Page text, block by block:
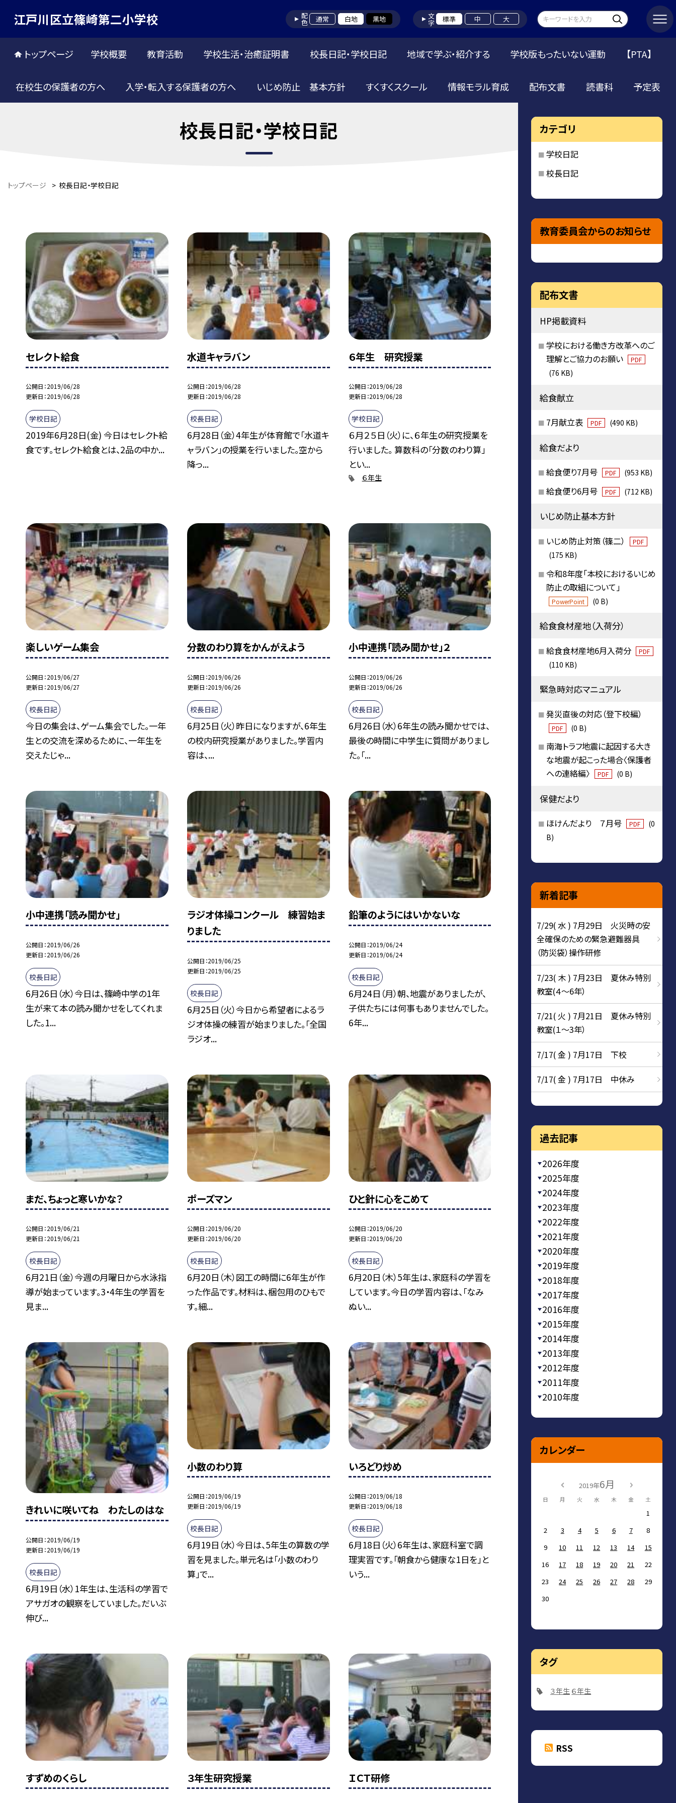
江戸川区立篠崎第二小学校 配色 通常 白地 黒地 文字 標準 中 大
トップページ 学校概要 教育活動 学校生活・治癒証明書 校長日記・学校日記 地域で学ぶ・紹介する 学校版もったいない運動 【PTA】
在校生の保護者の方へ 入学・転入する保護者の方へ いじめ防止 基本方針 すくすくスクール 情報モラル育成 配布文書 読書科 予定表
校長日記・学校日記
トップページ > 校長日記・学校日記
セレクト給食
公開日 2019/06/28
更新日 2019/06/28
学校日記
2019年6月28日(金) 今日はセレクト給
食です。セレクト給食とは、2品の中か...
水道キャラバン
公開日 2019/06/28
更新日 2019/06/28
校長日記
6月28日（金）4年生が体育館で「水道キ
ャラバン」の授業を行いました。空から
降っ...
６年生 研究授業
公開日 2019/06/28
更新日 2019/06/28
学校日記
６月２５日（火）に、６年生の研究授業を
行いました。 算数科の「分数のわり算」
とい...
６年生
楽しいゲーム集会
公開日 2019/06/27
更新日 2019/06/27
校長日記
今日の集会は、ゲーム集会でした。一年
生との交流を深めるために、一年生を
交えたじゃ...
分数のわり算をかんがえよう
公開日 2019/06/26
更新日 2019/06/26
校長日記
6月25日（火）昨日になりますが、6年生
の校内研究授業がありました。学習内
容は、...
小中連携「読み聞かせ」２
公開日 2019/06/26
更新日 2019/06/26
校長日記
6月26日（水）6年生の読み聞かせでは、
最後の時間に中学生に質問がありまし
た。「...
小中連携「読み聞かせ」
公開日 2019/06/26
更新日 2019/06/26
校長日記
6月26日（水）今日は、篠崎中学の1年
生が来て本の読み聞かせをしてくれま
した。1...
ラジオ体操コンクール 練習始ま
りました
公開日 2019/06/25
更新日 2019/06/25
校長日記
6月25日（火）今日から希望者によるラ
ジオ体操の練習が始まりました。「全国
ラジオ...
鉛筆のようにはいかないな
公開日 2019/06/24
更新日 2019/06/24
校長日記
6月24日（月）朝、地震がありましたが、
子供たちには何事もありませんでした。
6年...
まだ、ちょっと寒いかな？
公開日 2019/06/21
更新日 2019/06/21
校長日記
6月21日（金）今週の月曜日から水泳指
導が始まっています。3・4年生の学習を
見ま...
ポーズマン
公開日 2019/06/20
更新日 2019/06/20
校長日記
6月20日（木）図工の時間に6年生が作
った作品です。材料は、梱包用のひもで
す。細...
ひと針に心をこめて
公開日 2019/06/20
更新日 2019/06/20
校長日記
6月20日（木）5年生は、家庭科の学習を
しています。今日の学習内容は、「なみ
ぬい...
きれいに咲いてね わたしのはな
公開日 2019/06/19
更新日 2019/06/19
校長日記
6月19日（水）1年生は、生活科の学習で
アサガオの観察をしていました。だいぶ
伸び...
小数のわり算
公開日 2019/06/19
更新日 2019/06/19
校長日記
6月19日（水）今日は、5年生の算数の学
習を見ました。単元名は「小数のわり
算」で...
いろどり炒め
公開日 2019/06/18
更新日 2019/06/18
校長日記
6月18日（火）6年生は、家庭科室で調
理実習です。「朝食から健康な1日を」と
いう...
すずめのくらし ３年生研究授業 ＩＣＴ研修
カテゴリ
学校日記
校長日記
教育委員会からのお知らせ
配布文書
HP掲載資料
学校における働き方改革へのご
理解とご協力のお願い
PDF
(76 KB)
給食献立
7月献立表 PDF (490 KB)
給食だより
給食便り7月号 PDF (953 KB)
給食便り6月号 PDF (712 KB)
いじめ防止基本方針
いじめ防止対策（篠二） PDF
(175 KB)
令和8年度「本校におけるいじめ
防止の取組について」
PowerPoint (0 B)
給食食材産地（入荷分）
給食食材産地6月入荷分 PDF
(110 KB)
緊急時対応マニュアル
発災直後の対応（登下校編）
PDF (0 B)
南海トラフ地震に起因する大き
な地震が起こった場合〈保護者
への連絡編〉
PDF (0 B)
保健だより
ほけんだより ７月号 PDF
(0
B)
新着記事
7/29( 水 ) 7月29日 火災時の安
全確保のための緊急避難器具
（防災袋）操作研修
7/23( 木 ) 7月23日 夏休み特別
教室(４～6年）
7/21( 火 ) 7月21日 夏休み特別
教室(１～3年）
7/17( 金 ) 7月17日 下校
7/17( 金 ) 7月17日 中休み
過去記事
2026年度
2025年度
2024年度
2023年度
2022年度
2021年度
2020年度
2019年度
2018年度
2017年度
2016年度
2015年度
2014年度
2013年度
2012年度
2011年度
2010年度
カレンダー
2019年6月
日 月 火 水 木 金 土
1
2
3 4 5 6 7
8
9
10 11 12 13 14
15
16
17 18 19 20 21
22
23
24 25 26 27 28
29
30
タグ
３年生 ６年生
RSS